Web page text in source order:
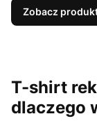
Zobacz
T-shirt
dlaczego